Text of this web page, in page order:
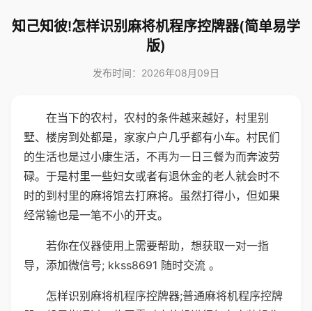
知己知彼!怎样识别麻将机程序控牌器(简单易学
版)
发布时间：2026年08月09日
在当下的农村，农村的条件越来越好，村里别
墅、楼房到处都是，家家户户几乎都有小车。村民们
的生活也是过小康生活，不再为一日三餐为而奔波劳
碌。于是村里一些妇女或者有退休金的老人就会时不
时的到村里的麻将馆去打麻将。虽然打得小，但如果
经常输也是一笔不小的开支。
若你在仪器使用上需要帮助，想获取一对一指
导，添加微信号; kkss8691 随时交流 。
怎样识别麻将机程序控牌器;普通麻将机程序控牌